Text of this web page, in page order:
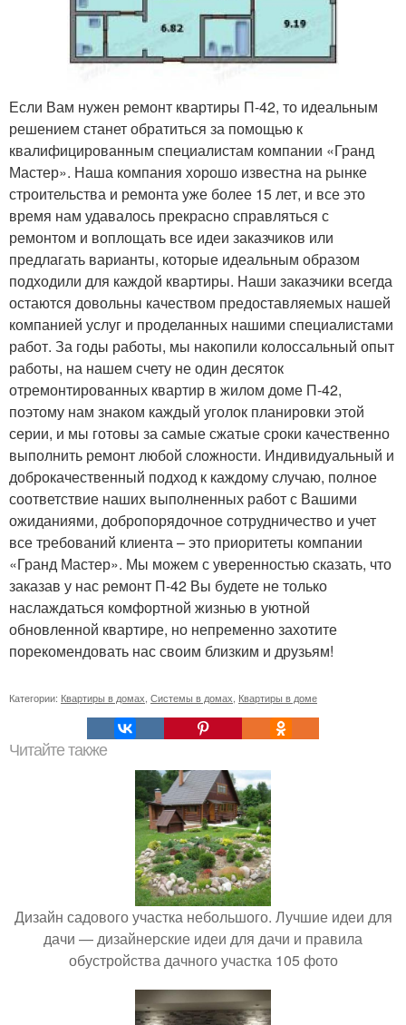
Если Вам нужен ремонт квартиры П-42, то идеальным
решением станет обратиться за помощью к
квалифицированным специалистам компании «Гранд
Мастер». Наша компания хорошо известна на рынке
строительства и ремонта уже более 15 лет, и все это
время нам удавалось прекрасно справляться с
ремонтом и воплощать все идеи заказчиков или
предлагать варианты, которые идеальным образом
подходили для каждой квартиры. Наши заказчики всегда
остаются довольны качеством предоставляемых нашей
компанией услуг и проделанных нашими специалистами
работ. За годы работы, мы накопили колоссальный опыт
работы, на нашем счету не один десяток
отремонтированных квартир в жилом доме П-42,
поэтому нам знаком каждый уголок планировки этой
серии, и мы готовы за самые сжатые сроки качественно
выполнить ремонт любой сложности. Индивидуальный и
доброкачественный подход к каждому случаю, полное
соответствие наших выполненных работ с Вашими
ожиданиями, добропорядочное сотрудничество и учет
все требований клиента – это приоритеты компании
«Гранд Мастер». Мы можем с уверенностью сказать, что
заказав у нас ремонт П-42 Вы будете не только
наслаждаться комфортной жизнью в уютной
обновленной квартире, но непременно захотите
порекомендовать нас своим близким и друзьям!
Категории: Квартиры в домах Системы в домах Квартиры в доме
Читайте также
Дизайн садового участка небольшого. Лучшие идеи для
дачи — дизайнерские идеи для дачи и правила
обустройства дачного участка 105 фото